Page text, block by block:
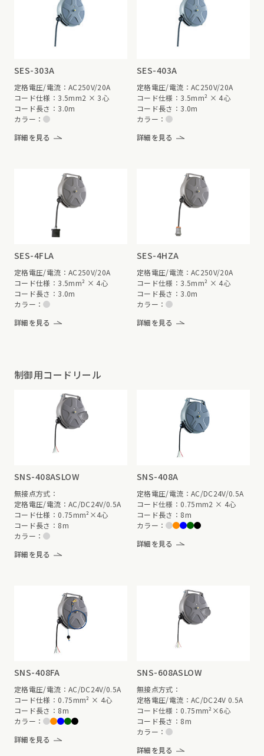
SES-303A
定格電圧/電流：AC250V/20A
コード仕様：3.5mm2 × 3心
コード長さ：3.0m
カラー：
詳細を見る
SES-403A
定格電圧/電流：AC250V/20A
コード仕様：3.5mm² × 4心
コード長さ：3.0m
カラー：
詳細を見る
SES-4FLA
定格電圧/電流：AC250V/20A
コード仕様：3.5mm² × 4心
コード長さ：3.0m
カラー：
詳細を見る
SES-4HZA
定格電圧/電流：AC250V/20A
コード仕様：3.5mm² × 4心
コード長さ：3.0m
カラー：
詳細を見る
制御用コードリール
SNS-408ASLOW
無接点方式：
定格電圧/電流：AC/DC24V/0.5A
コード仕様：0.75mm²×4心
コード長さ：8m
カラー：
詳細を見る
SNS-408A
定格電圧/電流：AC/DC24V/0.5A
コード仕様：0.75mm2 × 4心
コード長さ：8m
カラー：
詳細を見る
SNS-408FA
定格電圧/電流：AC/DC24V/0.5A
コード仕様：0.75mm² × 4心
コード長さ：8m
カラー：
詳細を見る
SNS-608ASLOW
無接点方式：
定格電圧/電流：AC/DC24V 0.5A
コード仕様：0.75mm²×6心
コード長さ：8m
カラー：
詳細を見る